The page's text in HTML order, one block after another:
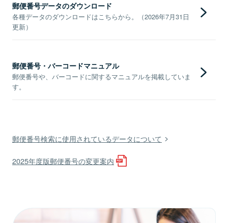
郵便番号データのダウンロード
各種データのダウンロードはこちらから。（2026年7月31日
更新）
郵便番号・バーコードマニュアル
郵便番号や、バーコードに関するマニュアルを掲載していま
す。
郵便番号検索に使用されているデータについて
2025年度版郵便番号の変更案内